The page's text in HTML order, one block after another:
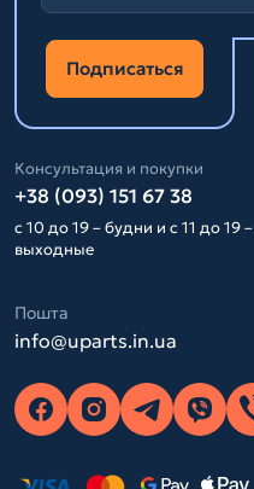
Подписаться
Консультация и покупки
+38 (093) 151 67 38
с 10 до 19 – будни и с 11 до 19 –
выходные
Пошта
info@uparts.in.ua